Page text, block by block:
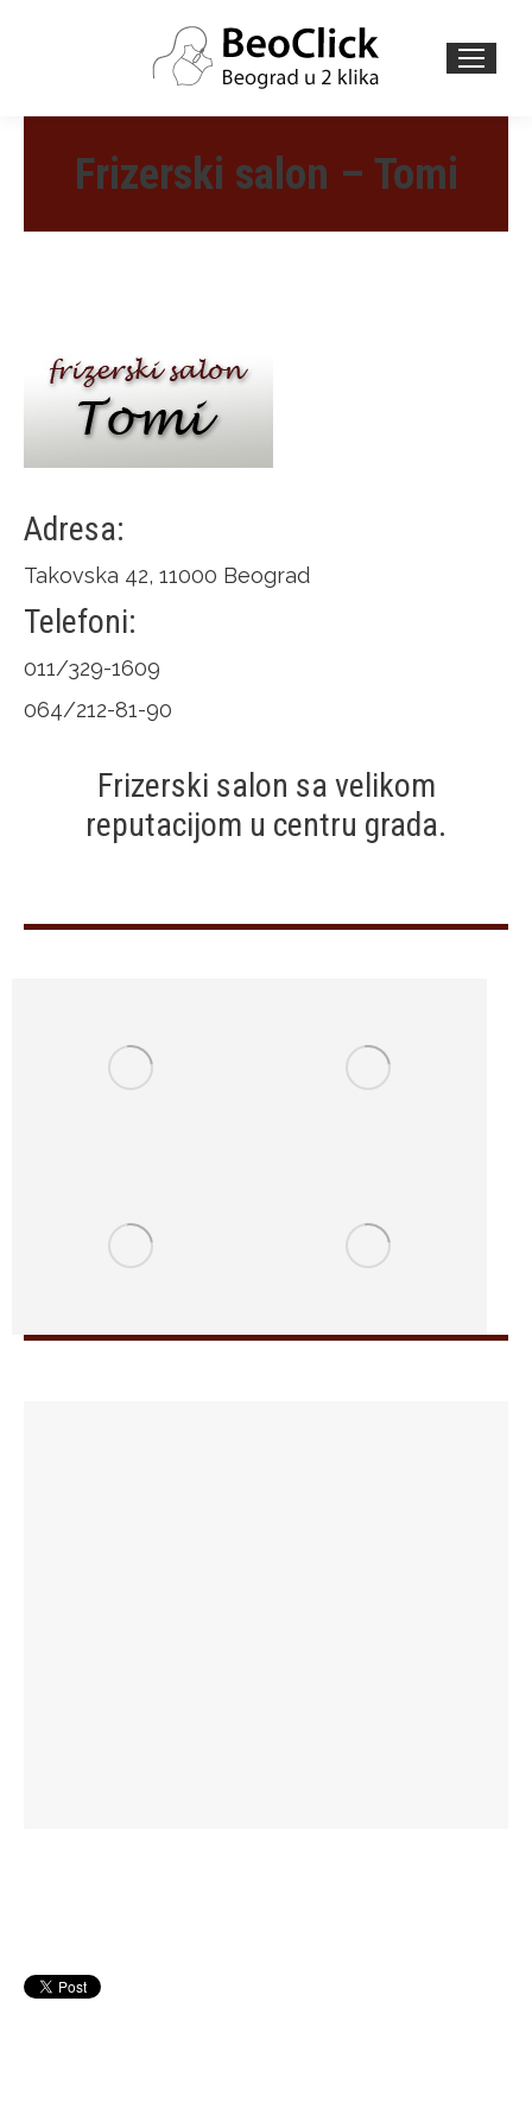
Frizerski salon – Tomi
Adresa:
Takovska 42, 11000 Beograd
Telefoni:
011/329-1609
064/212-81-90
Frizerski salon sa velikom
reputacijom u centru grada.